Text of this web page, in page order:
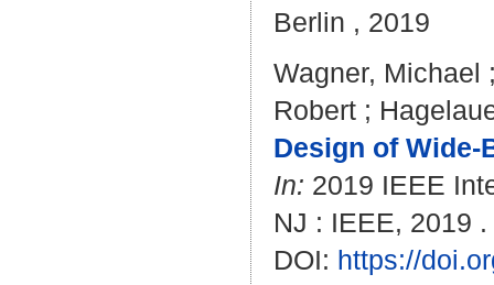
Berlin , 2019
Wagner, Michael
Robert ;
Design of
In: 2019 IEEE
NJ : IEEE, 2019
DOI: https://